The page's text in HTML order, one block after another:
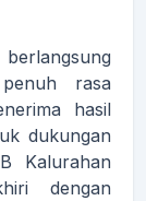
rasa
hasil
dukungan
Kalurahan
dengan